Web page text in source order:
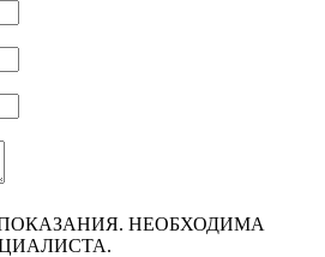
НЕОБХОДИМА